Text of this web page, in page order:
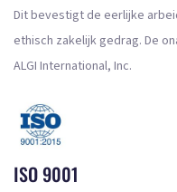
Dit bevestigt de eerlijke
ethisch zakelijk gedrag. De
ALGI International, Inc.
ISO 9001